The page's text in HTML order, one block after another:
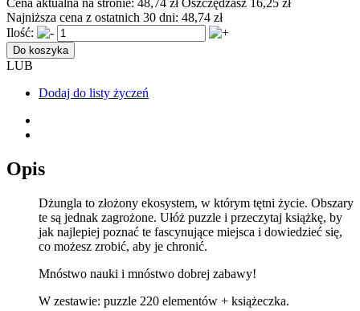
Najniższa cena z ostatnich 30 dni: 48,74 zł
Ilość:
Do koszyka
LUB
Dodaj do listy życzeń
Opis
Dżungla to złożony ekosystem, w którym tętni życie. Obszary
te są jednak zagrożone. Ułóż puzzle i przeczytaj książkę, by
jak najlepiej poznać te fascynujące miejsca i dowiedzieć się,
co możesz zrobić, aby je chronić.
Mnóstwo nauki i mnóstwo dobrej zabawy!
W zestawie: puzzle 220 elementów + książeczka.